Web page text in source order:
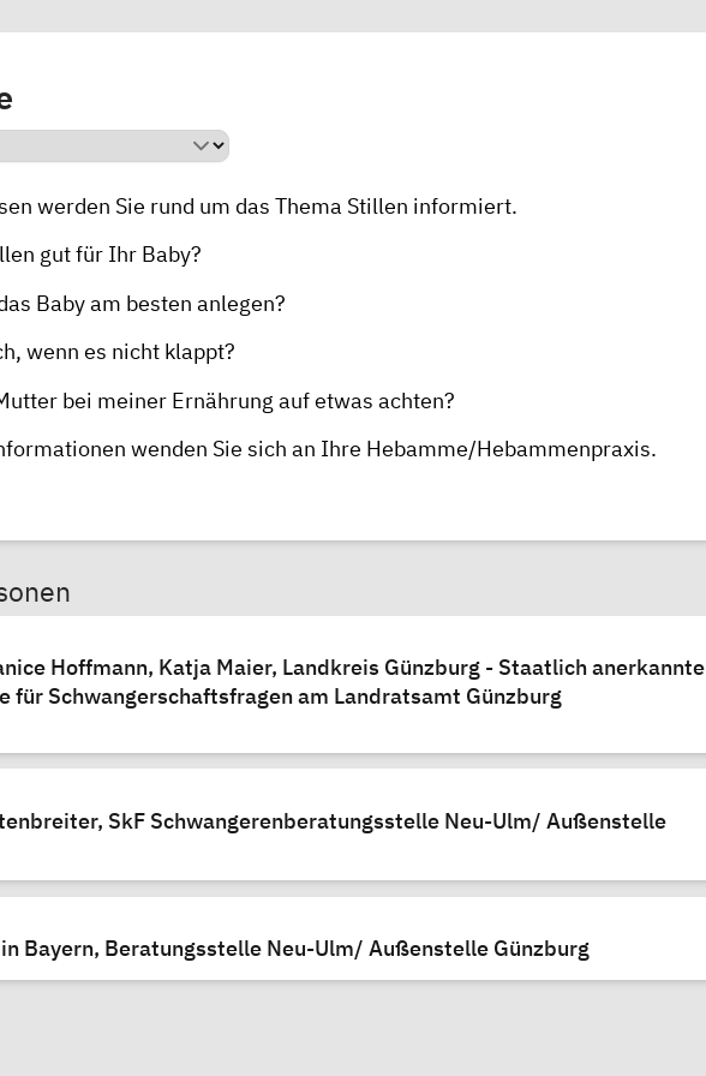
werden Sie rund um das Thema Stillen informiert.
gut für Ihr Baby?
Baby am besten anlegen?
wenn es nicht klappt?
bei meiner Ernährung auf etwas achten?
wenden Sie sich an Ihre Hebamme/Hebammenpraxis.
Hoffmann, Katja Maier, Landkreis Günzburg - Staatlich anerkannte
für Schwangerschaftsfragen am Landratsamt Günzburg
SkF Schwangerenberatungsstelle Neu-Ulm/ Außenstelle
in Bayern, Beratungsstelle Neu-Ulm/ Außenstelle Günzburg